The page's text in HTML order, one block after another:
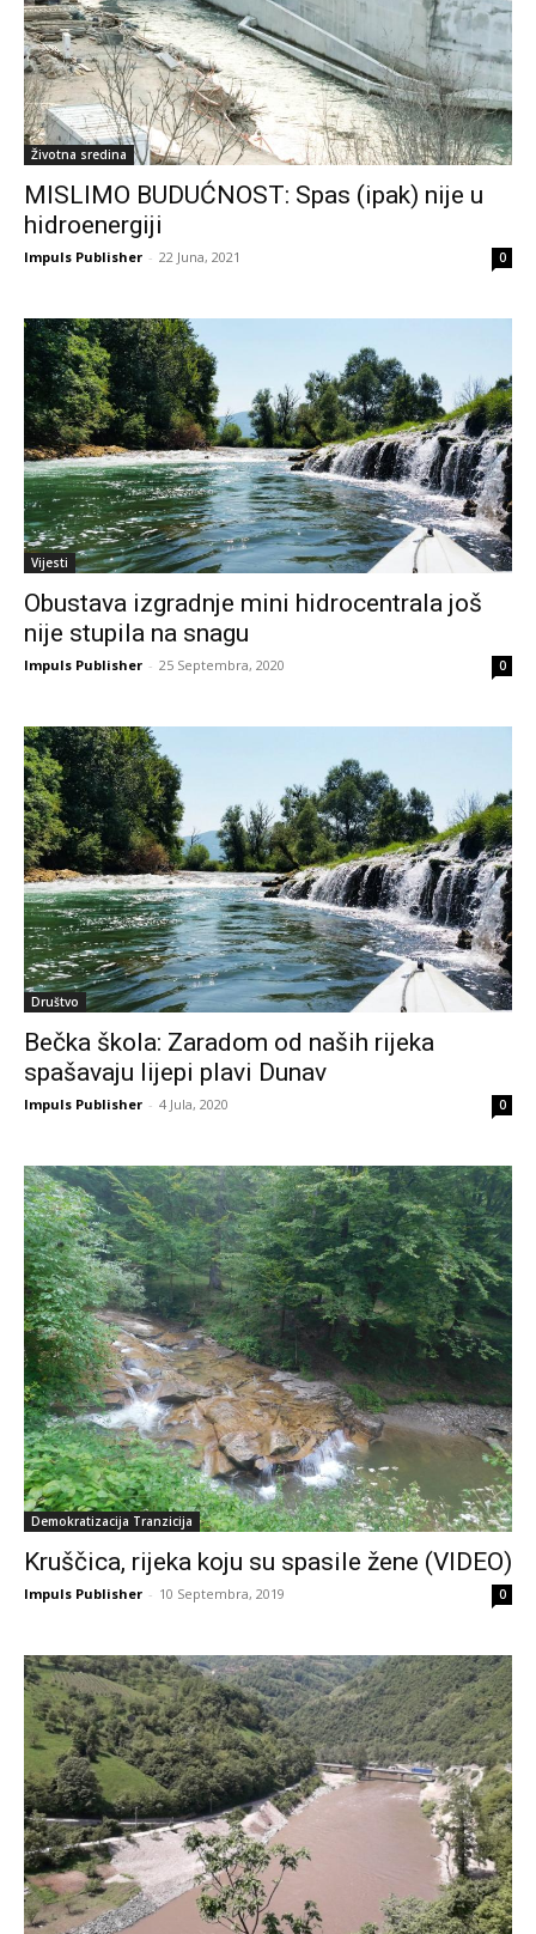
Životna sredina
MISLIMO BUDUĆNOST: Spas (ipak) nije u
hidroenergiji
Impuls Publisher - 22 Juna, 2021 0
Vijesti
Obustava izgradnje mini hidrocentrala još
nije stupila na snagu
Impuls Publisher - 25 Septembra, 2020 0
Društvo
Bečka škola: Zaradom od naših rijeka
spašavaju lijepi plavi Dunav
Impuls Publisher - 4 Jula, 2020 0
Demokratizacija Tranzicija
Kruščica, rijeka koju su spasile žene (VIDEO)
Impuls Publisher - 10 Septembra, 2019 0